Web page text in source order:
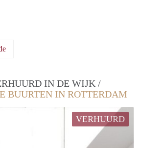
IN DE WIJK /
BUURTEN IN ROTTERDAM
VERHUURD